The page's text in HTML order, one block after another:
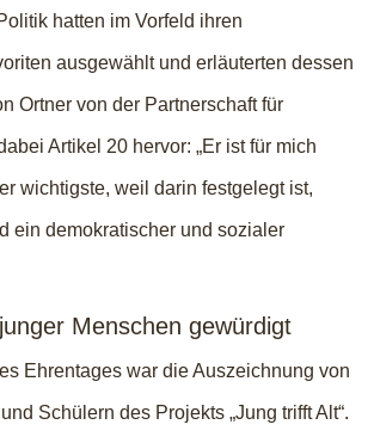
hatten im Vorfeld ihren
ausgewählt und erläuterten dessen
Ortner von der Partnerschaft für
Artikel 20 hervor: „Er ist für mich
wichtigste, weil darin festgelegt ist,
ein demokratischer und sozialer
Menschen gewürdigt
Ehrentages war die Auszeichnung von
Schülern des Projekts „Jung trifft Alt“.